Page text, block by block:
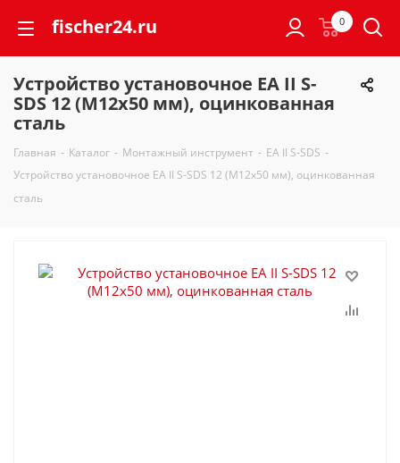
fischer24.ru 0
Устройство установочное EA II S-
SDS 12 (M12x50 мм), оцинкованная
сталь
Главная - Каталог - Монтажный инструмент - EA II S-SDS -
Устройство установочное EA II S-SDS 12 (M12x50 мм), оцинкованная
сталь